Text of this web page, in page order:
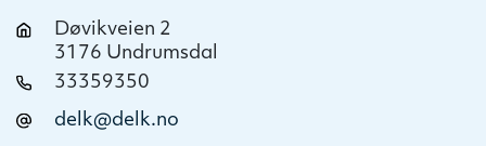
Døvikveien 2
3176 Undrumsdal
33359350
delk@delk.no